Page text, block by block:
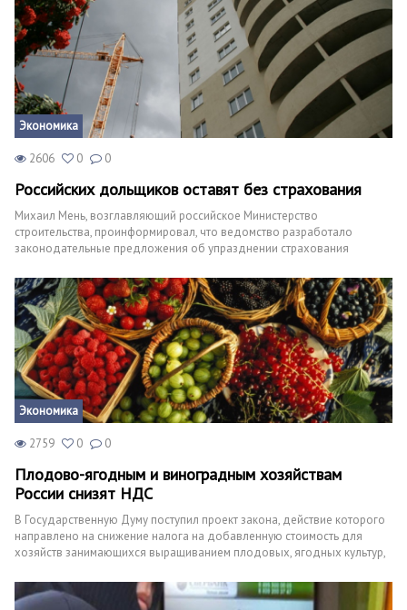
Экономика
2606 0 0
Российских дольщиков оставят без страхования
Михаил Мень, возглавляющий российское Министерство
строительства, проинформировал, что ведомство разработало
законодательные предложения об упразднении страхования
Экономика
2759 0 0
Плодово-ягодным и виноградным хозяйствам
России снизят НДС
В Государственную Думу поступил проект закона, действие которого
направлено на снижение налога на добавленную стоимость для
хозяйств занимающихся выращиванием плодовых, ягодных культур,
соответствующий налог планируют уменьшить до десяти процентов с
действующих в настоящее время восемнадцати.